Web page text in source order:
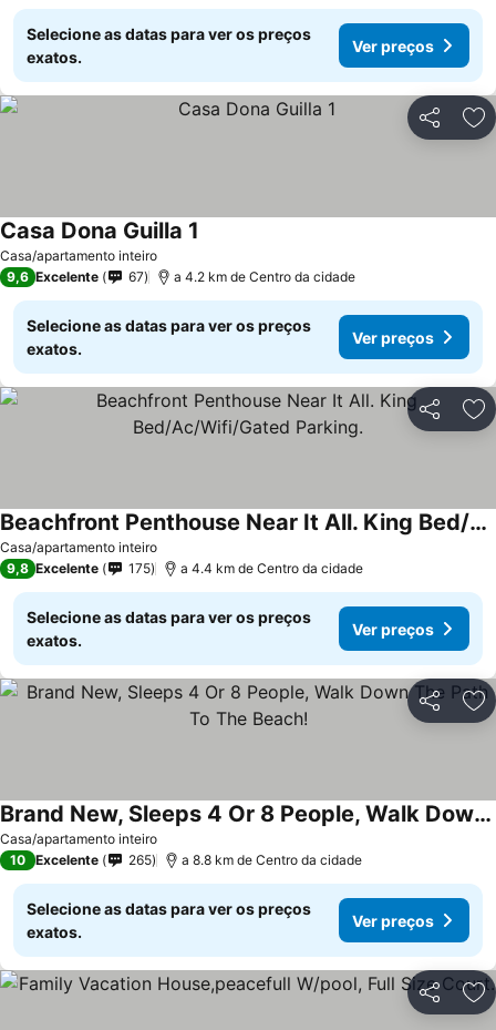
Selecione as datas para ver os preços
exatos.
Ver preços
Partilhar
Casa/apartamento inteiro
Casa Dona Guilla 1
9,6 Excelente 67 a 4.2 km de Centro da cidade
Selecione as datas para ver os preços
exatos.
Ver preços
Partilhar
Casa/apartamento inteiro
Beachfront Penthouse Near It All. King Bed/Ac/Wifi/Gated Parking.
Ver preços
9,8 Excelente 175 a 4.4 km de Centro da cidade
Selecione as datas para ver os preços
exatos.
Ver preços
Partilhar
Casa/apartamento inteiro
Brand New, Sleeps 4 Or 8 People, Walk Down The Path To The Beach!
Ver preços
10 Excelente 265 a 8.8 km de Centro da cidade
Selecione as datas para ver os preços
exatos.
Ver preços
Partilhar